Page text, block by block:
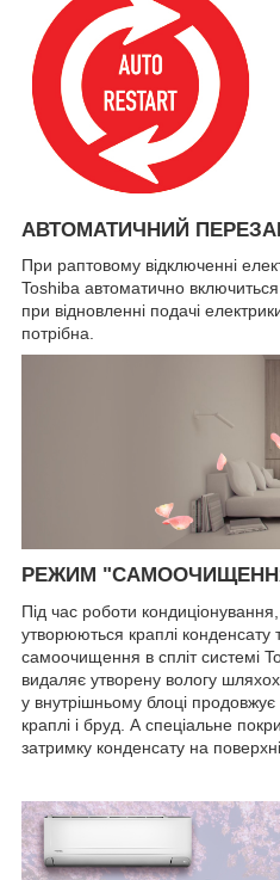
АВТОМАТИЧНИЙ
При раптовому відключенні
Toshiba автоматично
при відновленні подачі
потрібна.
РЕЖИМ
Під час роботи
утворюються краплі конденсату
самоочищення в спліт системі
видаляє утворену вологу
у внутрішньому блоці
краплі і бруд. А спеціальне
затримку конденсату на поверхні.